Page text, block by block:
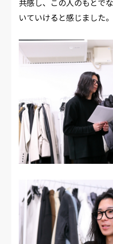
いていけると感じました。 ​